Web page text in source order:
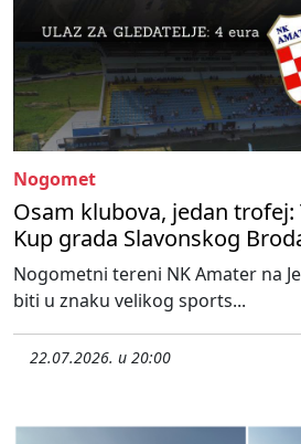
Nogomet
Osam klubova, jedan trofej:
Kup grada Slavonskog
Nogometni tereni NK Amater na
biti u znaku velikog sports...
22.07.2026. u 20:00